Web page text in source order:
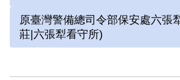
法處看守所，判決結果處以
刑。服刑期間因美術老師婉
自學繪畫及書法。每日早晚
原臺灣警備總司令部保安處六張
莊|六張犁看守所)